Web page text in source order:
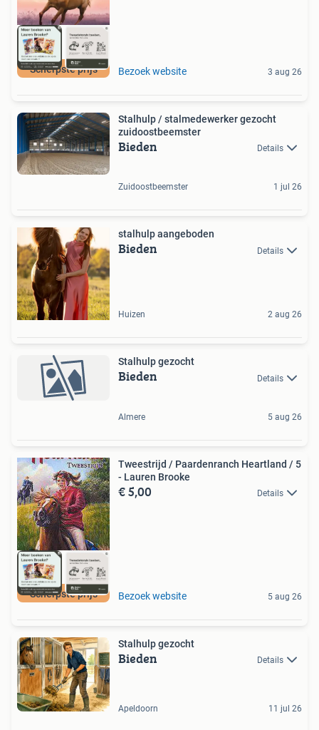
Scherpste prijs Bezoek website 3 aug 26
Stalhulp / stalmedewerker gezocht
zuidoostbeemster
Bieden Details
Zuidoostbeemster 1 jul 26
stalhulp aangeboden
Bieden Details
Huizen 2 aug 26
Stalhulp gezocht
Bieden Details
Almere 5 aug 26
Scherpste prijs
Tweestrijd / Paardenranch Heartland / 5
- Lauren Brooke
€ 5,00 Details
Bezoek website 5 aug 26
Stalhulp gezocht
Bieden Details
Apeldoorn 11 jul 26